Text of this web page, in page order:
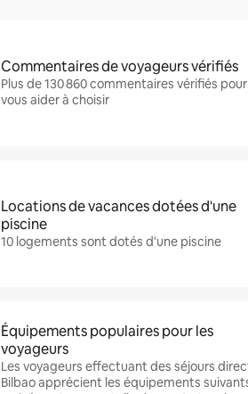
Commentaires de voyageurs vérifiés
Plus de 130 860 commentaires vérifiés pour
vous aider à choisir
Locations de vacances dotées d'une
piscine
10 logements sont dotés d'une piscine
Équipements populaires pour les
voyageurs
Les voyageurs effectuant des séjours
Bilbao apprécient les équipements